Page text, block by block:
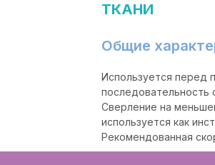
ТКАНИ
Общие
Используется перед
последовательность
Сверление на
используется как
Рекомендованная